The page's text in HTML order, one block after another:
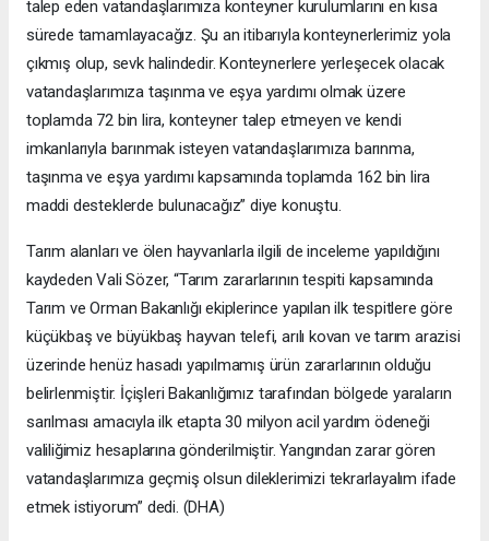
talep eden vatandaşlarımıza konteyner kurulumlarını en kısa
sürede tamamlayacağız. Şu an itibarıyla konteynerlerimiz yola
çıkmış olup, sevk halindedir. Konteynerlere yerleşecek olacak
vatandaşlarımıza taşınma ve eşya yardımı olmak üzere
toplamda 72 bin lira, konteyner talep etmeyen ve kendi
imkanlarıyla barınmak isteyen vatandaşlarımıza barınma,
taşınma ve eşya yardımı kapsamında toplamda 162 bin lira
maddi desteklerde bulunacağız” diye konuştu.
Tarım alanları ve ölen hayvanlarla ilgili de inceleme yapıldığını
kaydeden Vali Sözer, “Tarım zararlarının tespiti kapsamında
Tarım ve Orman Bakanlığı ekiplerince yapılan ilk tespitlere göre
küçükbaş ve büyükbaş hayvan telefi, arılı kovan ve tarım arazisi
üzerinde henüz hasadı yapılmamış ürün zararlarının olduğu
belirlenmiştir. İçişleri Bakanlığımız tarafından bölgede yaraların
sarılması amacıyla ilk etapta 30 milyon acil yardım ödeneği
valiliğimiz hesaplarına gönderilmiştir. Yangından zarar gören
vatandaşlarımıza geçmiş olsun dileklerimizi tekrarlayalım ifade
etmek istiyorum” dedi. (DHA)